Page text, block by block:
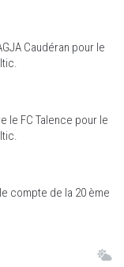
Caudéran pour le
le FC Talence pour le
compte de la 20 ème